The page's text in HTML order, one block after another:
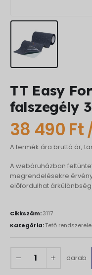
TT Easy
falszegély
38 490 Ft
A termék ára bruttó ár,
A webáruházban
megrendelésekre
előfordulhat
Cikkszám:3117
Kategória:Tető
darab